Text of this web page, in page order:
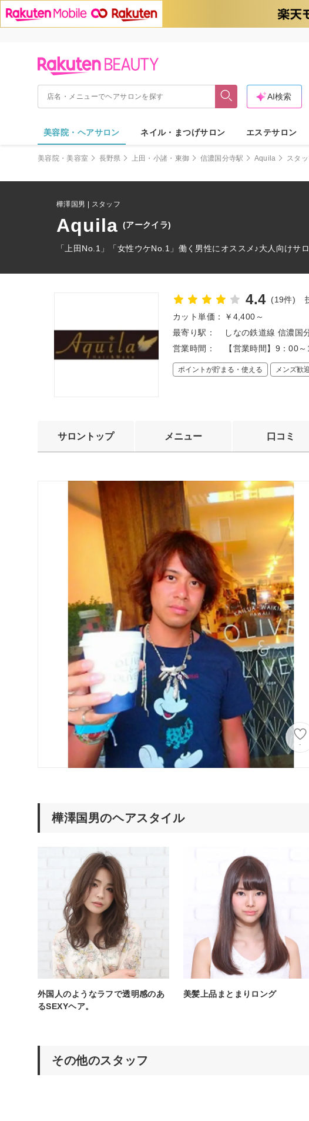
AI検索
美容院・ヘアサロン ネイル・まつげサロン エステサロン
美容院・美容室 長野県 上田・小諸・東御 信濃国分寺駅 Aquila スタ
樺澤国男 | スタッフ
Aquila (アークイラ)
「上田No.1」「女性ウケNo.1」働く男性にオススメ♪大人向けサ
4.4 (19件)
カット単価：
￥4,400～
最寄り駅：
しなの鉄道線 信濃
営業時間：
【営業時間】9：00
ポイントが貯まる・使える メンズ歓
サロントップ メニュー 口コミ
-
樺澤国男のヘアスタイル
外国人のようなラフで透明感のあ
るSEXYヘア。
美髪上品まとまりロング
その他のスタッフ